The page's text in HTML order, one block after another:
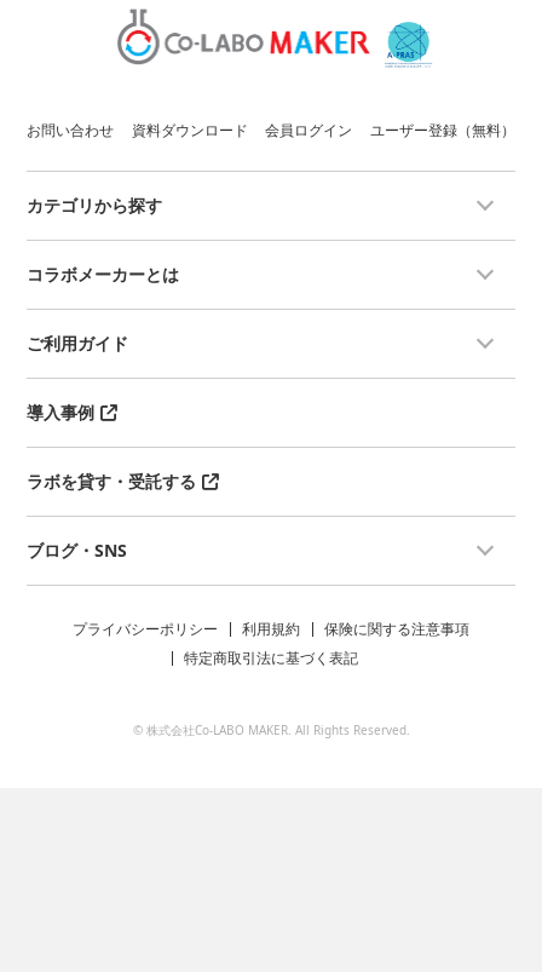
お問い合わせ 資料ダウンロード 会員ログイン ユーザー登録（無料）
カテゴリから探す
コラボメーカーとは
ご利用ガイド
導入事例
ラボを貸す・受託する
ブログ・SNS
プライバシーポリシー 利用規約
保険に関する注意事項
特定商取引法に基づく表記
© 株式会社Co-LABO MAKER. All Rights Reserved.